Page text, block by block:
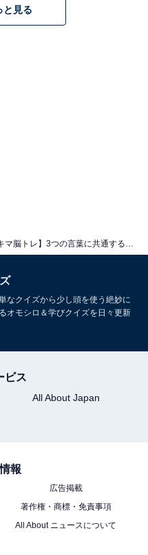
と見る
なクイズから少し頭を使う絶妙に
オモシロ＆学びクイズを日々更新
ビス
All About Japan
報
広告掲載
著作権・商標・免責事項
All About ニュースについて